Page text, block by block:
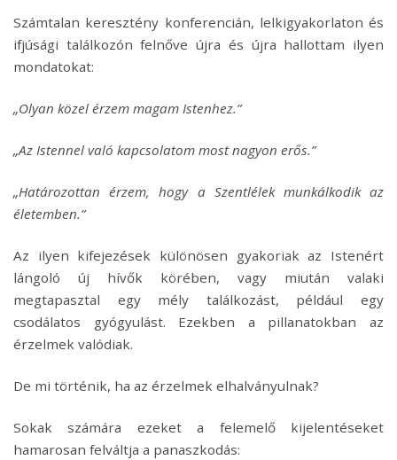
Számtalan keresztény konferencián, lelkigyakorlaton és
ifjúsági találkozón felnőve újra és újra hallottam ilyen
mondatokat:
„Olyan közel érzem magam Istenhez.”
„Az Istennel való kapcsolatom most nagyon erős.”
„Határozottan érzem, hogy a Szentlélek munkálkodik az
életemben.”
Az ilyen kifejezések különösen gyakoriak az Istenért
lángoló új hívők körében, vagy miután valaki
megtapasztal egy mély találkozást, például egy
csodálatos gyógyulást. Ezekben a pillanatokban az
érzelmek valódiak.
De mi történik, ha az érzelmek elhalványulnak?
Sokak számára ezeket a felemelő kijelentéseket
hamarosan felváltja a panaszkodás: